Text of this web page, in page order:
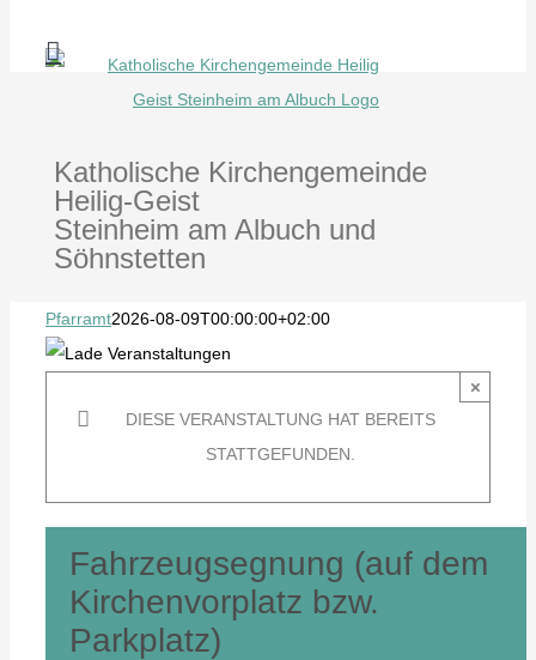
Inhalt
Katholische Kirchengemeinde
Heilig-Geist
Steinheim am Albuch und
Söhnstetten
Pfarramt2026-08-09T00:00:00+02:00
DIESE VERANSTALTUNG HAT BEREITS
STATTGEFUNDEN.
×
Fahrzeugsegnung (auf dem
Kirchenvorplatz bzw.
Parkplatz)